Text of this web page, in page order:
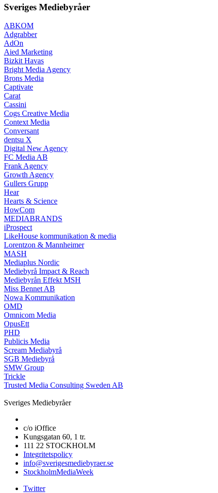
Sveriges Mediebyråer
ABKOM
Adgrabber
AdOn
Aied Marketing
Bizkit Havas
Bright Media Agency
Brons Media
Captivate
Carat
Cassini
Cogs Creative Media
Context Media
Conversant
dentsu X
Digital New Agency
FC Media AB
Frank Agency
Growth Agency
Gullers Grupp
Hear
Hearts & Science
HowCom
MEDIABRANDS
iProspect
LikeHouse kommunikation & media
Lorentzon & Mannheimer
MASH
Mediaplus Nordic
Mediebyrå Impact & Reach
Mediebyrån Effekt MSH
Miss Bennet AB
Nowa Kommunikation
OMD
Omnicom Media
OpusEtt
PHD
Publicis Media
Scream Mediabyrå
SGB Mediebyrå
SMW Group
Trickle
Trusted Media Consulting Sweden AB
Sveriges Mediebyråer
c/o iOffice
Kungsgatan 60, 1 tr.
111 22 STOCKHOLM
Integritetspolicy
info@sverigesmediebyraer.se
StockholmMediaWeek
Twitter